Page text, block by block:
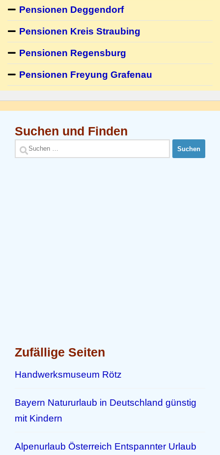
Pensionen Deggendorf
Pensionen Kreis Straubing
Pensionen Regensburg
Pensionen Freyung Grafenau
Suchen und Finden
Suchen
nach:
Zufällige Seiten
Handwerksmuseum Rötz
Bayern Natururlaub in Deutschland günstig
mit Kindern
Alpenurlaub Österreich Entspannter Urlaub